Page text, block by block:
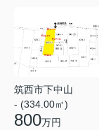
筑西市下中山
- (334.00㎡)
800万円